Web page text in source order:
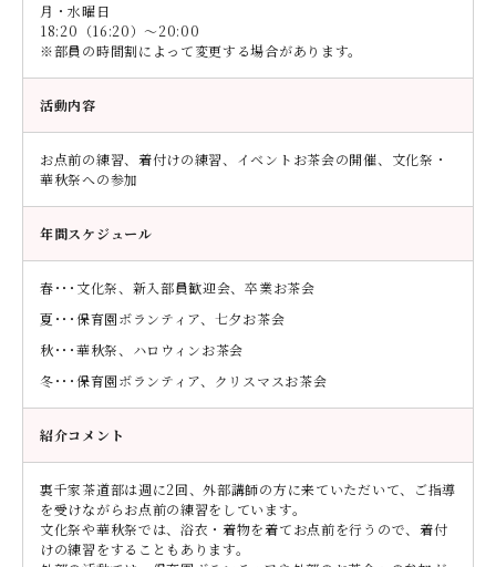
月・水曜日
18:20（16:20）～20:00
※部員の時間割によって変更する場合があります。
活動内容
お点前の練習、着付けの練習、イベントお茶会の開催、文化祭・
華秋祭への参加
年間スケジュール
春･･･文化祭、新入部員歓迎会、卒業お茶会
夏･･･保育園ボランティア、七夕お茶会
秋･･･華秋祭、ハロウィンお茶会
冬･･･保育園ボランティア、クリスマスお茶会
紹介コメント
裏千家茶道部は週に2回、外部講師の方に来ていただいて、ご指導
を受けながらお点前の練習をしています。
文化祭や華秋祭では、浴衣・着物を着てお点前を行うので、着付
けの練習をすることもあります。